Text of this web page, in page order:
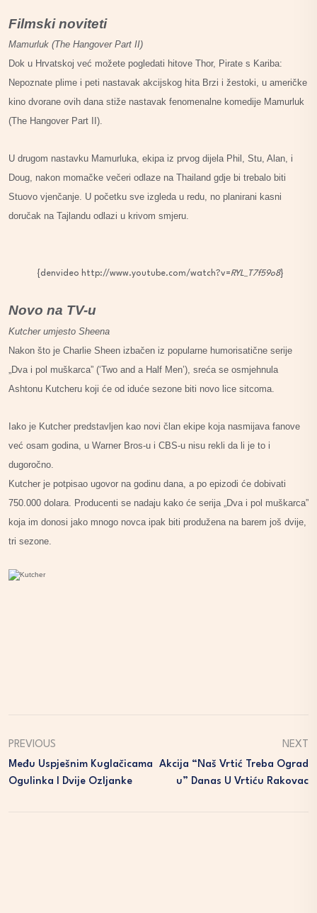
Filmski noviteti
Mamurluk (The Hangover Part II)
Dok u Hrvatskoj već možete pogledati hitove Thor, Pirate s Kariba:
Nepoznate plime i peti nastavak akcijskog hita Brzi i žestoki, u američke
kino dvorane ovih dana stiže nastavak fenomenalne komedije Mamurluk
(The Hangover Part II).
U drugom nastavku Mamurluka, ekipa iz prvog dijela Phil, Stu, Alan, i
Doug, nakon momačke večeri odlaze na Thailand gdje bi trebalo biti
Stuovo vjenčanje. U početku sve izgleda u redu, no planirani kasni
doručak na Tajlandu odlazi u krivom smjeru.
{denvideo http://www.youtube.com/watch?v=RYL_T7f59o8}
Novo na TV-u
Kutcher umjesto Sheena
Nakon što je Charlie Sheen izbačen iz popularne humorisatične serije
„Dva i pol muškarca” (‘Two and a Half Men’), sreća se osmjehnula
Ashtonu Kutcheru koji će od iduće sezone biti novo lice sitcoma.
Iako je Kutcher predstavljen kao novi član ekipe koja nasmijava fanove
već osam godina, u Warner Bros-u i CBS-u nisu rekli da li je to i
dugoročno.
Kutcher je potpisao ugovor na godinu dana, a po epizodi će dobivati
750.000 dolara. Producenti se nadaju kako će serija „Dva i pol muškarca”
koja im donosi jako mnogo novca ipak biti produžena na barem još dvije,
tri sezone.
PREVIOUS
Među Uspješnim Kuglačicama
Ogulinka I Dvije Ozljanke
NEXT
Akcija “Naš Vrtić Treba Ograd
U” Danas U Vrtiću Rakovac